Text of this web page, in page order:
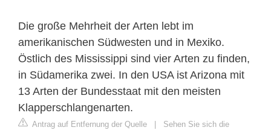
Die große Mehrheit der Arten lebt im
amerikanischen Südwesten und in Mexiko.
Östlich des Mississippi sind vier Arten zu finden,
in Südamerika zwei. In den USA ist Arizona mit
13 Arten der Bundesstaat mit den meisten
Klapperschlangenarten.
Antrag auf Entfernung der Quelle | Sehen Sie sich die